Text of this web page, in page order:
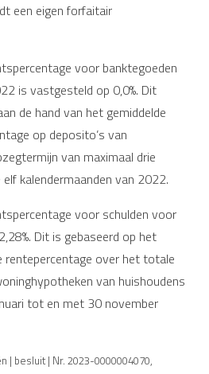
een eigen forfaitair
voor banktegoeden
is vastgesteld op 0,0%. Dit
de hand van het gemiddelde
op deposito’s van
van maximaal drie
kalendermaanden van 2022.
voor schulden voor
Dit is gebaseerd op het
rentepercentage over het totale
van huishoudens
tot en met 30 november
| besluit | Nr. 2023-0000004070,